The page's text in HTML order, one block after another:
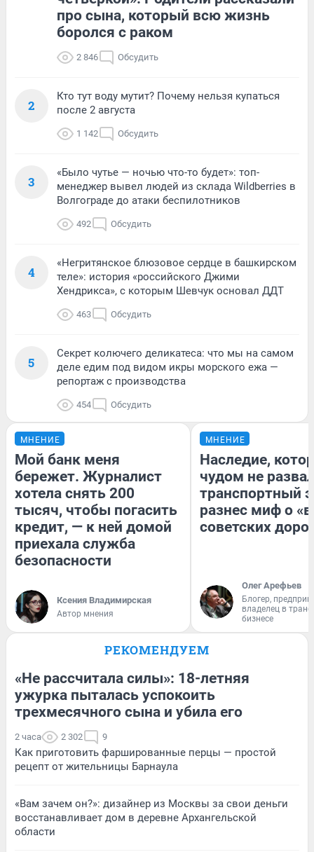
про сына, который всю жизнь
боролся с раком
2 846 Обсудить
2
Кто тут воду мутит? Почему нельзя купаться
после 2 августа
1 142 Обсудить
3
«Было чутье — ночью что-то будет»: топ-
менеджер вывел людей из склада Wildberries в
Волгограде до атаки беспилотников
492 Обсудить
4
«Негритянское блюзовое сердце в башкирском
теле»: история «российского Джими
Хендрикса», с которым Шевчук основал ДДТ
463 Обсудить
5
Секрет колючего деликатеса: что мы на самом
деле едим под видом икры морского ежа —
репортаж с производства
454 Обсудить
МНЕНИЕ
Мой банк меня
бережет. Журналист
хотела снять 200
тысяч, чтобы погасить
кредит, — к ней домой
приехала служба
безопасности
Ксения Владимирская
Автор мнения
МНЕНИЕ
Наследие,
чудом не
транспортный
разнес миф о
советских
Олег Арефьев
Блогер,
владелец в
бизнесе
РЕКОМЕНДУЕМ
«Не рассчитала силы»: 18-летняя
ужурка пыталась успокоить
трехмесячного сына и убила его
2 часа 2 302 9
Как приготовить фаршированные перцы — простой
рецепт от жительницы Барнаула
«Вам зачем он?»: дизайнер из Москвы за свои деньги
восстанавливает дом в деревне Архангельской
области